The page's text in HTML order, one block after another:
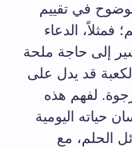
في تقييم
فمثلاً، الدعاء
إلى حاجة ملحة
الكعبة قد يدل على
لفهم هذه
حياته اليومية
الحلم، مع